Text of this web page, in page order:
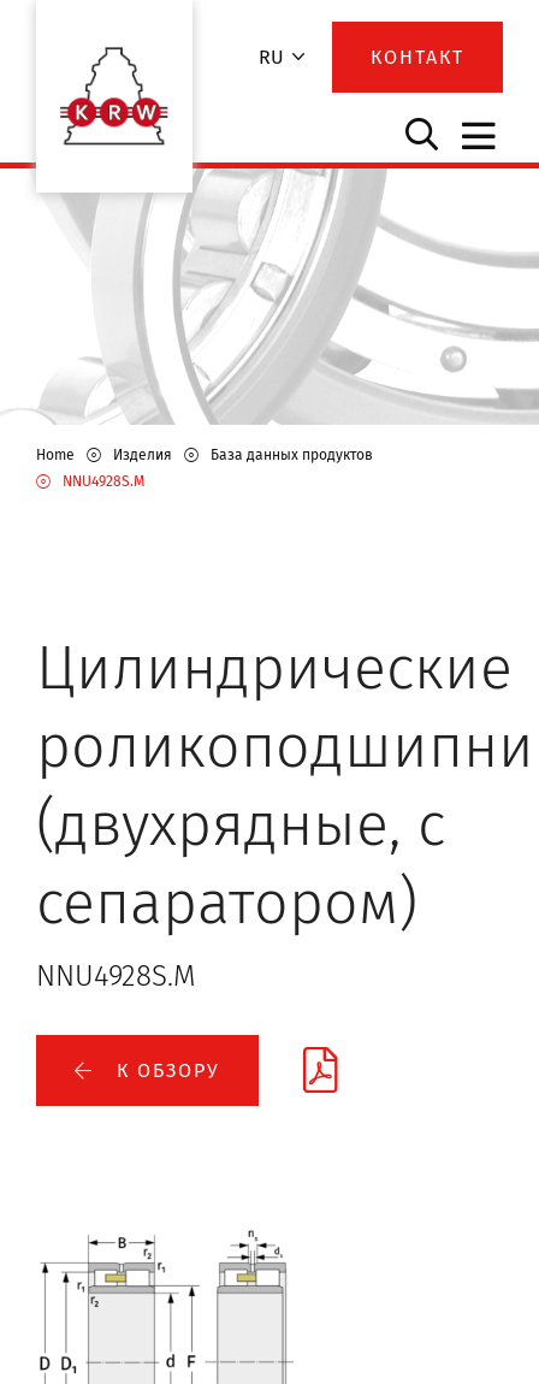
RU КОНТАКТ
Home Изделия
База данных продуктов
NNU4928S.M
Цилиндрические
(двухрядные, с
сепаратором)
NNU4928S.M
К ОБЗОРУ